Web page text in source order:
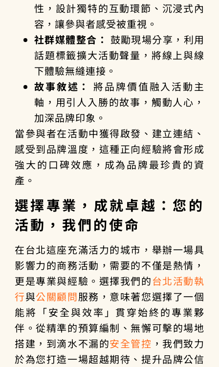
性，設計獨特的互動環節、沉浸式內
容，讓參與者感受被重視。
社群媒體整合： 鼓勵現場分享，利用
話題標籤擴大活動聲量，將線上與線
下體驗無縫連接。
故事敘述：
將品牌價值融入活動主
軸，用引人入勝的故事，觸動人心，
加深品牌印象。
當參與者在活動中獲得啟發、建立連結、
感受到品牌溫度，這種正向經驗將會形成
強大的口碑效應，成為品牌最珍貴的資
產。
選擇專業，成就卓越：您的
活動，我們的使命
在台北這座充滿活力的城市，舉辦一場具
影響力的商務活動，需要的不僅是熱情，
更是專業與經驗。選擇我們的台北活動執
行與公關顧問服務，意味著您選擇了一個
能將「安全與效率」貫穿始終的專業夥
伴。從精準的預算編制、無懈可擊的場地
搭建，到滴水不漏的安全管控 ，我們致力
於為您打造一場超越期待、提升品牌公信